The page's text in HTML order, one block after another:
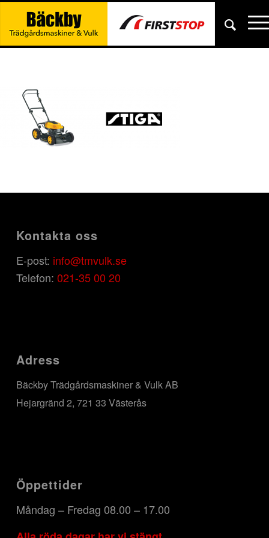
Kontakta oss
E-post: info@tmvulk.se
Telefon: 021-35 00 20
Adress
Bäckby Trädgårdsmaskiner & Vulk AB
Hejargränd 2, 721 33 Västerås
Öppettider
Måndag – Fredag 08.00 – 17.00